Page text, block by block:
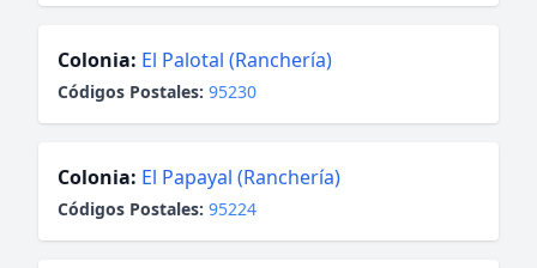
Colonia: El Palotal (Ranchería)
Códigos Postales: 95230
Colonia: El Papayal (Ranchería)
Códigos Postales: 95224